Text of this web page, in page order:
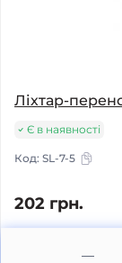
Ліхтар-
Є в наявності
Код: SL-7-5
202 грн.